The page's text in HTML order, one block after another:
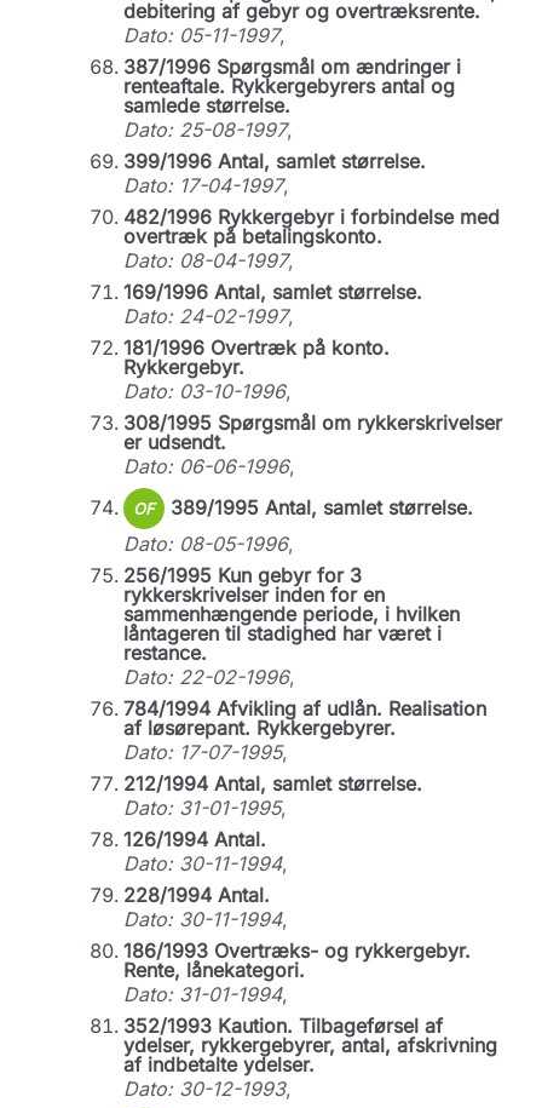
debitering af gebyr og overtræksrente.
Dato: 05-11-1997,
387/1996 Spørgsmål om ændringer i
renteaftale. Rykkergebyrers antal og
samlede størrelse.
Dato: 25-08-1997,
399/1996 Antal, samlet størrelse.
Dato: 17-04-1997,
482/1996 Rykkergebyr i forbindelse med
overtræk på betalingskonto.
Dato: 08-04-1997,
169/1996 Antal, samlet størrelse.
Dato: 24-02-1997,
181/1996 Overtræk på konto.
Rykkergebyr.
Dato: 03-10-1996,
308/1995 Spørgsmål om rykkerskrivelser
er udsendt.
Dato: 06-06-1996,
OF
389/1995 Antal, samlet størrelse.
Dato: 08-05-1996,
256/1995 Kun gebyr for 3
rykkerskrivelser inden for en
sammenhængende periode, i hvilken
låntageren til stadighed har været i
restance.
Dato: 22-02-1996,
784/1994 Afvikling af udlån. Realisation
af løsørepant. Rykkergebyrer.
Dato: 17-07-1995,
212/1994 Antal, samlet størrelse.
Dato: 31-01-1995,
126/1994 Antal.
Dato: 30-11-1994,
228/1994 Antal.
Dato: 30-11-1994,
186/1993 Overtræks- og rykkergebyr.
Rente, lånekategori.
Dato: 31-01-1994,
352/1993 Kaution. Tilbageførsel af
ydelser, rykkergebyrer, antal, afskrivning
af indbetalte ydelser.
Dato: 30-12-1993,